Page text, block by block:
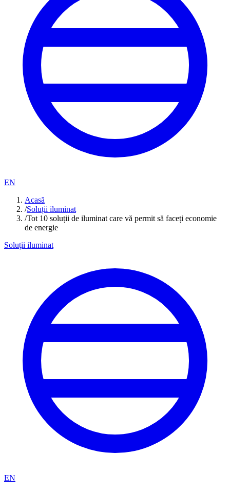
EN
Acasă
/Soluții iluminat
/Tot 10 soluții de iluminat care vă permit să faceți economie
de energie
Soluții iluminat
EN